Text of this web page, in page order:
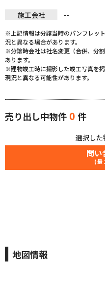
施工会社 --
※上記情報は分譲当時のパンフレッ
況と異なる場合があります。
※分譲時会社は社名変更（合併、分
あります。
※建物竣工時に撮影した竣工写真を
現況と異なる可能性があります。
売り出し中物件 0 件
選択した
問い
(最
地図情報